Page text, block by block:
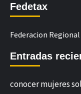
Fedetax
Federacion Regional
Entradas
conocer mujeres